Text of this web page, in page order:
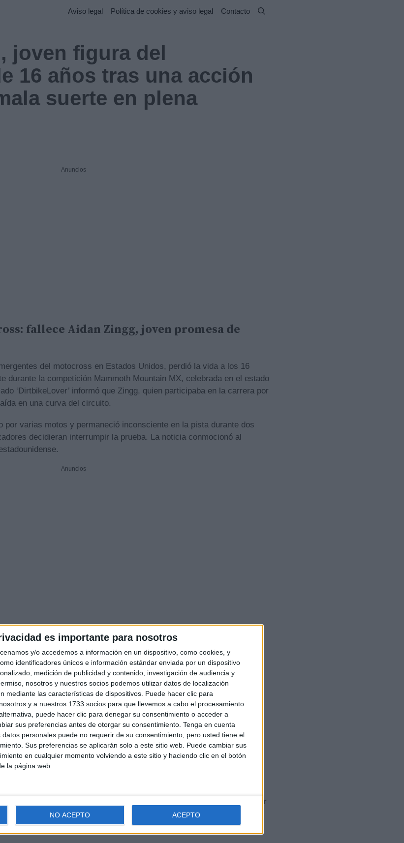
es importante para nosotros
y/o accedemos a información en un dispositivo, como cookies, y
identificadores únicos e información estándar enviada por un dispositivo
medición de publicidad y contenido, investigación de audiencia y
nosotros y nuestros socios podemos utilizar datos de localización
mediante las características de dispositivos. Puede hacer clic para
y a nuestros 1733 socios para que llevemos a cabo el procesamiento
puede hacer clic para denegar su consentimiento o acceder a
sus preferencias antes de otorgar su consentimiento. Tenga en cuenta
personales puede no requerir de su consentimiento, pero usted tiene el
Sus preferencias se aplicarán solo a este sitio web. Puede cambiar sus
en cualquier momento volviendo a este sitio y haciendo clic en el botón
la página web.
NO ACEPTO ACEPTO
Aviso legal Política de cookies y aviso legal Contacto
joven figura del
16 años tras una acción
suerte en plena
Anuncios
fallece Aidan Zingg, joven promesa de
del motocross en Estados Unidos, perdió la vida a los 16
durante la competición Mammoth Mountain MX, celebrada en el estado
‘DirtbikeLover’ informó que Zingg, quien participaba en la carrera por
en una curva del circuito.
por varias motos y permaneció inconsciente en la pista durante dos
decidieran interrumpir la prueba. La noticia conmocionó al
Anuncios
la trágica pérdida a través de sus redes sociales: «Con gran pesar
promesa de Kawasaki, Aidan Zingg. Por favor, tengan a toda la
y oraciones. ¡Que Dios los bendiga, Aidan Zingg 2009-2025».